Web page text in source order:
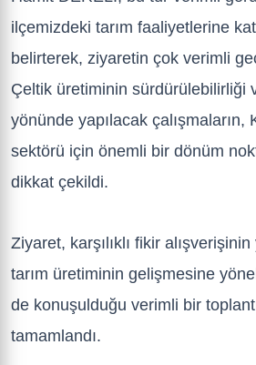
ilçemizdeki tarım faaliyetlerine
belirterek, ziyaretin çok verimli
Çeltik üretiminin sürdürülebilirliği
yönünde yapılacak çalışmaların,
sektörü için önemli bir dönüm
dikkat çekildi.
Ziyaret, karşılıklı fikir alışverişinin
tarım üretiminin gelişmesine
de konuşulduğu verimli bir
tamamlandı.